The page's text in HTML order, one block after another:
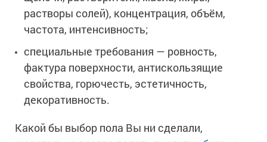
растворы солей), концентрация, объём,
частота, интенсивность;
специальные требования — ровность,
фактура поверхности, антискользящие
свойства, горючесть, эстетичность,
декоративность.
Какой бы выбор пола Вы ни сделали,